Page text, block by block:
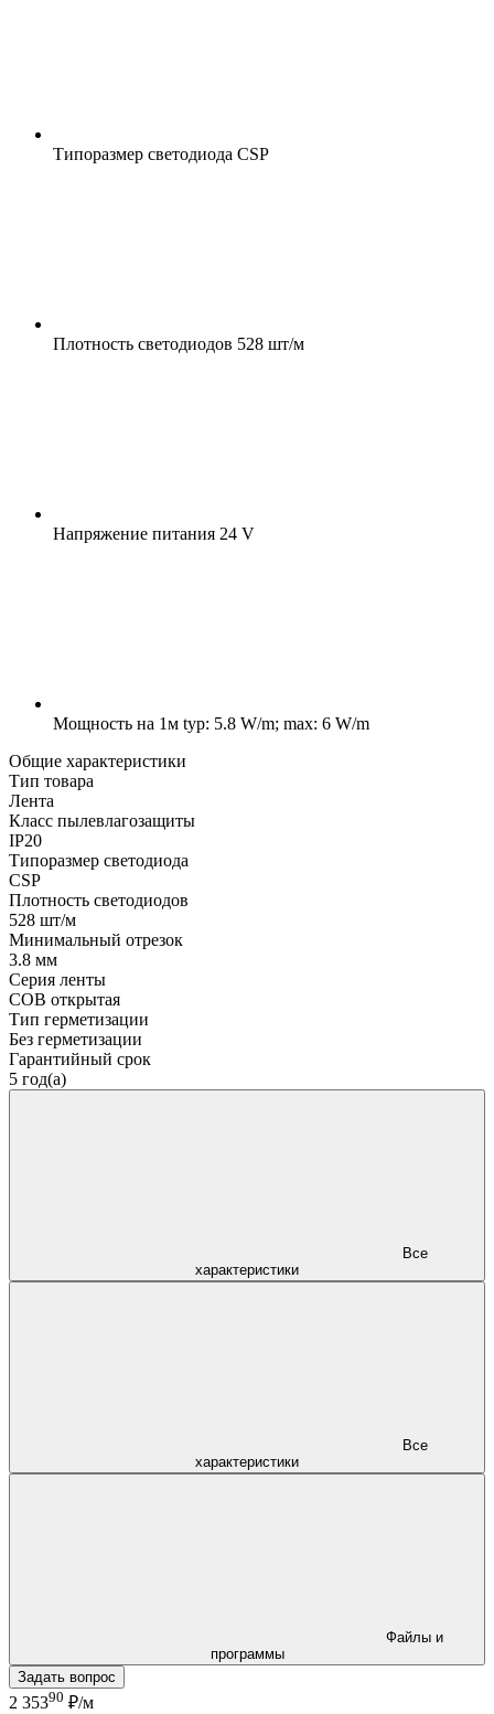
Типоразмер светодиода CSP
Плотность светодиодов 528 шт/м
Напряжение питания 24 V
Мощность на 1м typ: 5.8 W/m; max: 6 W/m
Общие характеристики
Тип товара
Лента
Класс пылевлагозащиты
IP20
Типоразмер светодиода
CSP
Плотность светодиодов
528 шт/м
Минимальный отрезок
3.8 мм
Серия ленты
COB открытая
Тип герметизации
Без герметизации
Гарантийный срок
5 год(а)
характеристики
характеристики
программы
Задать вопрос
2 35390 ₽/м